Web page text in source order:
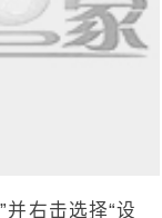
右击选择“设